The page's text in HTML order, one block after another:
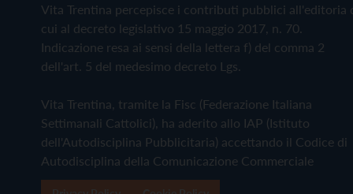
Vita Trentina percepisce i contributi pubblici all'editoria
cui al decreto legislativo 15 maggio 2017, n. 70.
Indicazione resa ai sensi della lettera f) del comma 2
dell'art. 5 del medesimo decreto Lgs.
Vita Trentina, tramite la Fisc (Federazione Italiana
Settimanali Cattolici), ha aderito allo IAP (Istituto
dell'Autodisciplina Pubblicitaria) accettando il Codice di
Autodisciplina della Comunicazione Commerciale